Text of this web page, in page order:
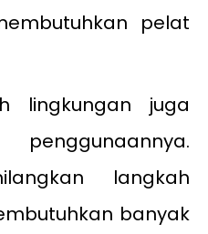
pelat
lingkungan juga
langkah
banyak